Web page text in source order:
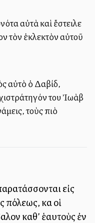
αὐτὰ καὶ ἔστειλε
τὸν ἐκλεκτὸν αὐτοῦ
αὐτὸ ὁ Δαβίδ,
του Ἰωὰβ
τοὺς πιὸ
εἰς
καὶ οἱ
καθ’ ἑαυτοὺς ἐν